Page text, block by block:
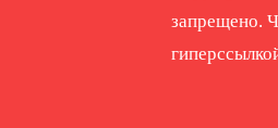
запрещено.